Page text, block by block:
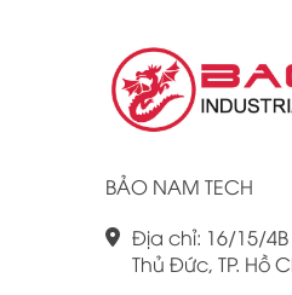
BẢO NAM TECH
Địa chỉ: 16/15/4B
Thủ Đức, TP. Hồ